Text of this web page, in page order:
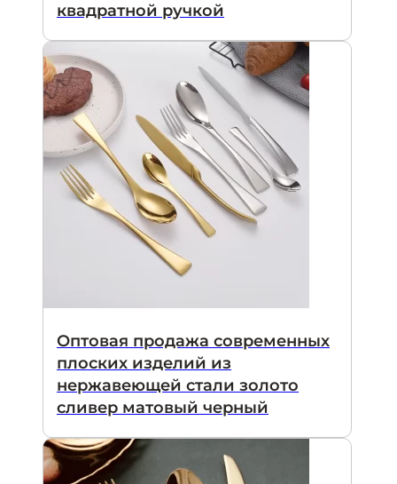
квадратной ручкой
Оптовая продажа современных
плоских изделий из
нержавеющей стали золото
сливер матовый черный